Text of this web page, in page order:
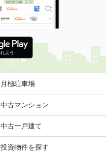
月極駐車場
中古マンション
中古一戸建て
投資物件を探す